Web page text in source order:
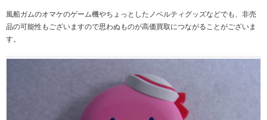
風船ガムのオマケのゲーム機やちょっとしたノベルティグッズなどでも、非売
品の可能性もございますので思わぬものが高価買取につながることがございま
す。